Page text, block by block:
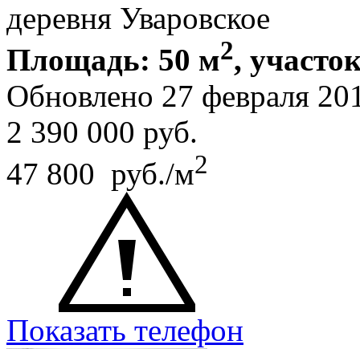
деревня Уваровское
Площадь: 50 м2,
Обновлено 27 февраля
2 390 000 руб.
47 800 руб./м2
Показать телефон